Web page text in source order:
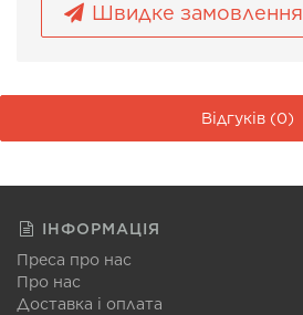
Швидке замовлення
Відгуків (0)
ІНФОРМАЦІЯ
Преса про нас
Про нас
Доставка і оплата